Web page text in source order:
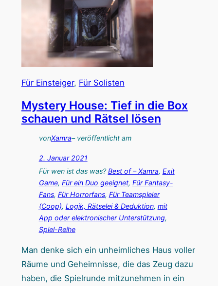
e
-
W
e
l
t
l
l
e
x
e
r
v
o
S
a
l
m
D
e
r
W
a
h
n
Für Einsteiger, Für Solisten
Mystery House: Tief in die Box
schauen und Rätsel lösen
vonXamra– veröffentlicht am
2. Januar 2021
Für wen ist das was?Best of – Xamra, Exit
Game, Für ein Duo geeignet, Für Fantasy-
Fans, Für Horrorfans, Für Teamspieler
(Coop), Logik, Rätselei & Deduktion, mit
App oder elektronischer Unterstützung
Spiel-Reihe
Man denke sich ein unheimliches Haus voller
Räume und Geheimnisse, die das Zeug dazu
haben, die Spielrunde mitzunehmen in ein